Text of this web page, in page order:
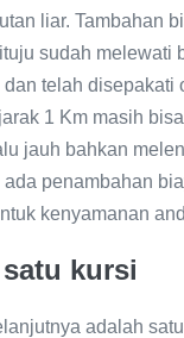
liar. Tambahan
sudah melewati
dan telah disepakati
1 Km masih
jauh bahkan
penambahan
kenyamanan
kursi
adalah